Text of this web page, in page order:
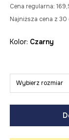
Cena regularna:
Najniższa cena z 30
Kolor: czarny
Wybierz rozmiar